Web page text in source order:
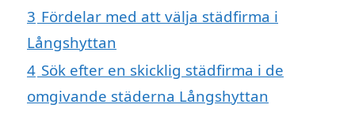
3 Fördelar med att välja städfirma i
Långshyttan
4 Sök efter en skicklig städfirma i de
omgivande städerna Långshyttan